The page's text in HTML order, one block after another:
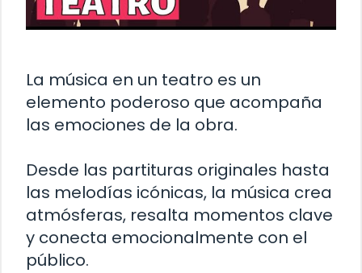
La música en un teatro es un
elemento poderoso que acompaña
las emociones de la obra.
Desde las partituras originales hasta
las melodías icónicas, la música crea
atmósferas, resalta momentos clave
y conecta emocionalmente con el
público.